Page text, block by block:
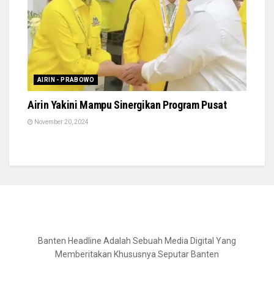
AIRIN - PRABOWO
Airin Yakini Mampu Sinergikan Program Pusat
November 20, 2024
Banten Headline Adalah Sebuah Media Digital Yang
Memberitakan Khususnya Seputar Banten